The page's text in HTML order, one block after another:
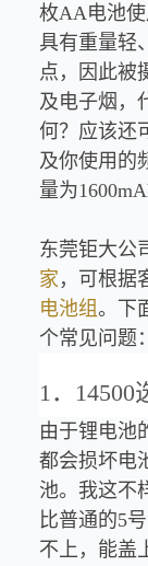
枚AA电池
具有重量轻
点，因此被
及电子烟，
何？应该还
及你使用的
量为
东莞钜大公
家 ，可根据
电池组。下
个常见问题：
1．14500
由于锂电池
都会损坏电
池。我这不
比普通的5
不上，能盖